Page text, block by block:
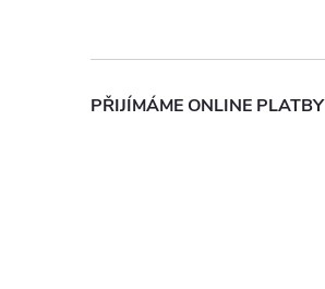
PŘIJÍMÁME ONLINE PLATBY